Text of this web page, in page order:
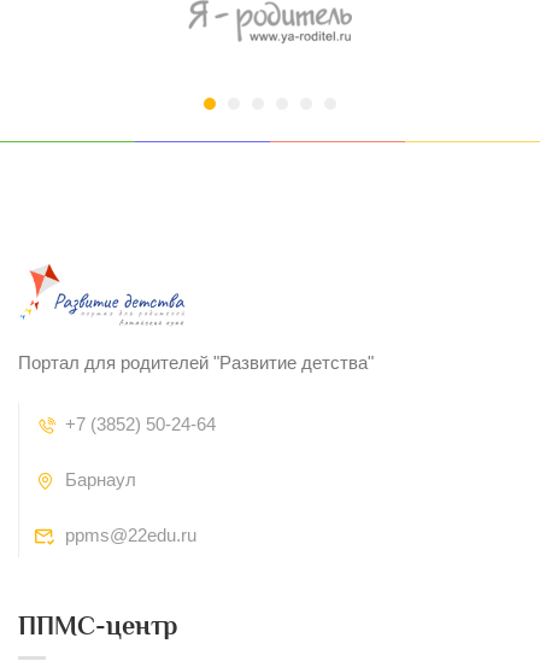
Портал для родителей "Развитие детства"
+7 (3852) 50-24-64
Барнаул
ppms@22edu.ru
ППМС-центр